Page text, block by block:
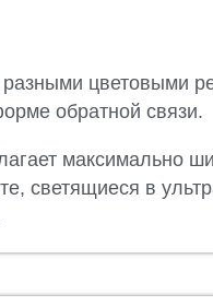
цветовыми
обратной связи.
максимально
светящиеся в